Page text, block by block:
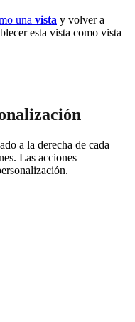
una vista y volver a
esta vista como vista
a la derecha de cada
Las acciones